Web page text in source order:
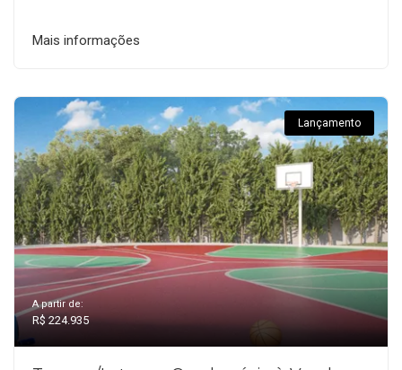
Mais informações
Lançamento
A partir de:
R$ 224.935